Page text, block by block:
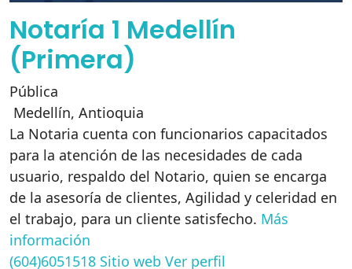
Notaría 1 Medellín
(Primera)
Pública
Medellín, Antioquia
La Notaria cuenta con funcionarios capacitados
para la atención de las necesidades de cada
usuario, respaldo del Notario, quien se encarga
de la asesoría de clientes, Agilidad y celeridad en
el trabajo, para un cliente satisfecho. Más
información
(604)6051518 Sitio web Ver perfil